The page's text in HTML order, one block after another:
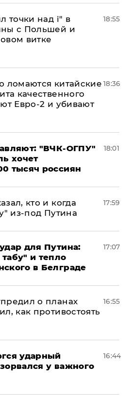
точки над і" в
с Польшей и
витке
18:55
ломаются китайские
качественного
Евро-2 и убивают
18:36
"ВЧК-ОГПУ"
хочет
тысяч россиян
18:01
кто и когда
из-под Путина
17:59
для Путина:
и тепло
в Белграде
17:07
о планах
как противостоять
16:55
ударный
у важного
16:44